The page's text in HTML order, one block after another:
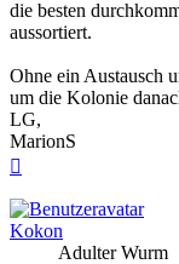
die besten
aussortiert.
Ohne ein Austausch
um die Kolonie
LG,
MarionS
Kokon
Adulter Wurm